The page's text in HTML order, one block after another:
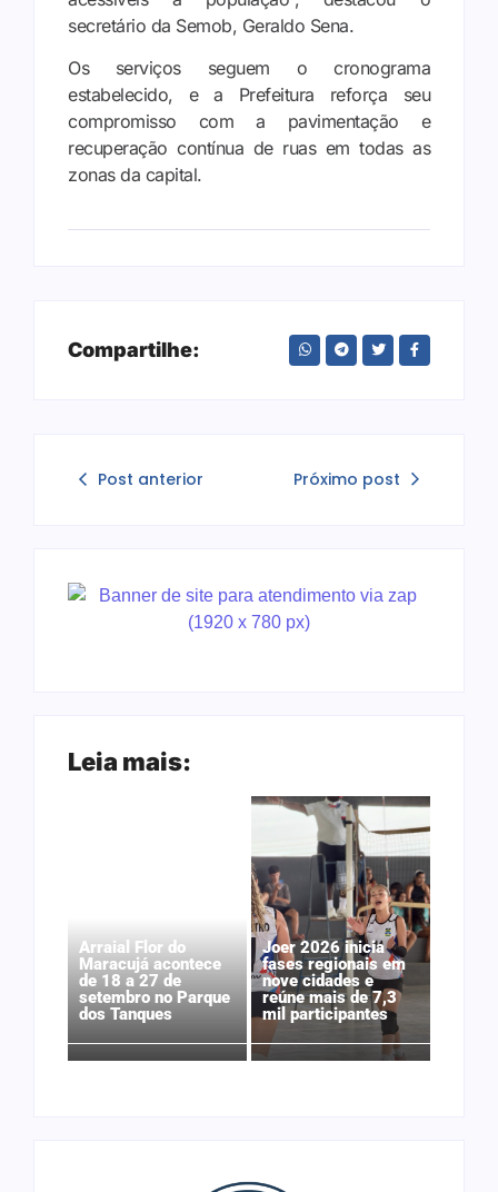
secretário da Semob, Geraldo Sena.
Os serviços seguem o cronograma
estabelecido, e a Prefeitura reforça seu
compromisso com a pavimentação e
recuperação contínua de ruas em todas as
zonas da capital.
Compartilhe:
Post anterior Próximo post
Leia mais:
Arraial Flor do
Maracujá acontece
de 18 a 27 de
setembro no Parque
dos Tanques
Joer 2026 inicia
fases regionais em
nove cidades e
reúne mais de 7,3
mil participantes